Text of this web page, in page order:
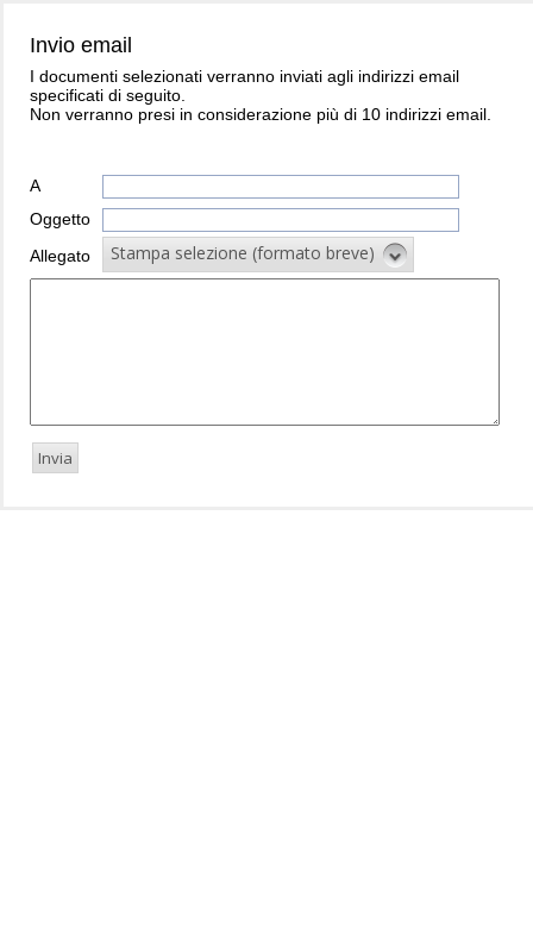
Invio email
I documenti selezionati verranno inviati agli indirizzi email
specificati di seguito.
Non verranno presi in considerazione più di 10 indirizzi email.
A
Oggetto
Allegato
Stampa selezione (formato breve)